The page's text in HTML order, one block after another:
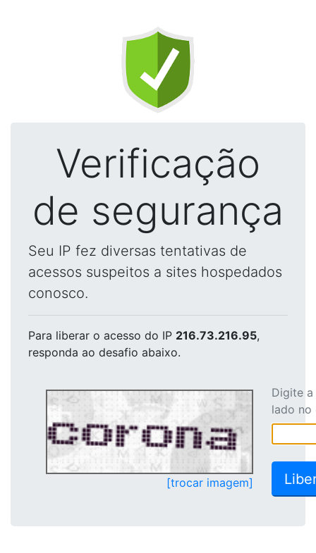
Verificação
de segurança
Seu IP fez diversas tentativas de
acessos suspeitos a sites hospedados
conosco.
Para liberar o acesso do IP 216.73.216.95,
responda ao desafio abaixo.
[trocar imagem]
Digite
lado no